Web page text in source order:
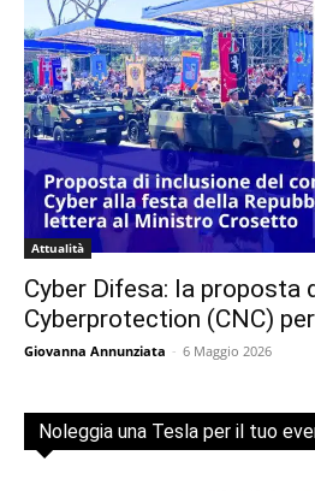
Attualità
Cyber Difesa: la proposta
Cyberprotection (CNC)
Giovanna Annunziata - 6 Maggio 2026
Noleggia una Tesla per il tuo